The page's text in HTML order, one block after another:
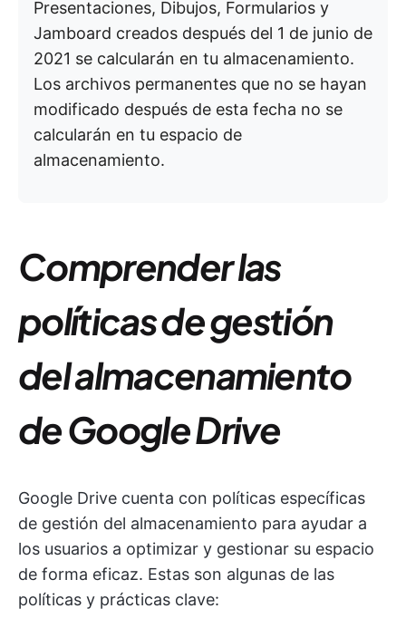
Presentaciones, Dibujos, Formularios y
Jamboard creados después del 1 de junio de
2021 se calcularán en tu almacenamiento.
Los archivos permanentes que no se hayan
modificado después de esta fecha no se
calcularán en tu espacio de
almacenamiento.
Comprender las
políticas de gestión
del almacenamiento
de Google Drive
Google Drive cuenta con políticas específicas
de gestión del almacenamiento para ayudar a
los usuarios a optimizar y gestionar su espacio
de forma eficaz. Estas son algunas de las
políticas y prácticas clave: